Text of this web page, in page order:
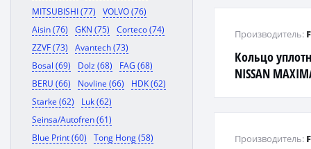
MITSUBISHI (77)
VOLVO (76)
Aisin (76)
GKN (75)
Corteco (74)
ZZVF (73)
Avantech (73)
Bosal (69)
Dolz (68)
FAG (68)
BERU (66)
Novline (66)
HDK (62)
Starke (62)
Luk (62)
Seinsa/Autofren (61)
Blue Print (60)
Tong Hong (58)
Кольцо
NISSAN
Производитель:
Производитель: